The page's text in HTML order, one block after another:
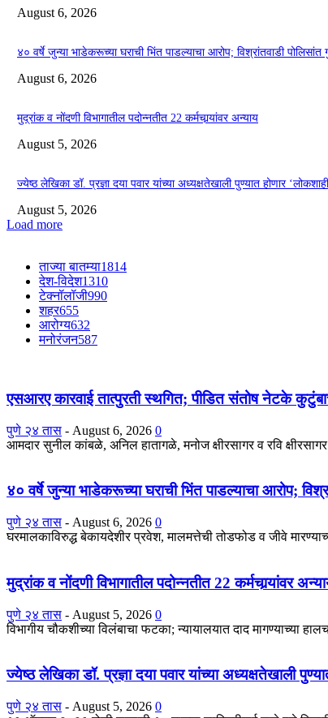
August 6, 2026
४० वर्षे जुन्या भाडेकरूच्या घराची भिंत पाडल्याचा आरोप; विश्रांतवाडी पोलिसांत
August 6, 2026
मुद्रांक व नोंदणी विभागातील पदोन्नतीत 22 कर्मचार्‍यांवर अन्याय
August 5, 2026
ज्येष्ठ लेखिका डॉ. प्रज्ञा दया पवार यांच्या अध्यक्षतेखाली पुण्यात होणार
August 5, 2026
Load more
ताज्या बातम्या1814
देश-विदेश1310
टेक्नॉलॉजी990
शहर655
आरोग्य632
मनोरंजन587
एसआरए कारवाई तात्पुरती स्थगित; पीडित संतोष नेटके
पुणे २४ तास - August 6, 2026 0
आमदार सुनील कांबळे, अनिल हातागळे, मनोज क्षीरसागर व रवि
४० वर्षे जुन्या भाडेकरूच्या घराची भिंत पाडल्याचा आरोप;
पुणे २४ तास - August 6, 2026 0
घरमालकाविरुद्ध बेकायदेशीर प्रवेश, मालमत्तेची तोडफोड व जीवे
मुद्रांक व नोंदणी विभागातील पदोन्नतीत 22 कर्मचार्‍यांवर
पुणे २४ तास - August 5, 2026 0
विभागीय चौकशीच्या विलंबाचा फटका; न्यायालयात दाद मागण्याच्या
ज्येष्ठ लेखिका डॉ. प्रज्ञा दया पवार यांच्या अध्यक्षतेखाली
पुणे २४ तास - August 5, 2026 0